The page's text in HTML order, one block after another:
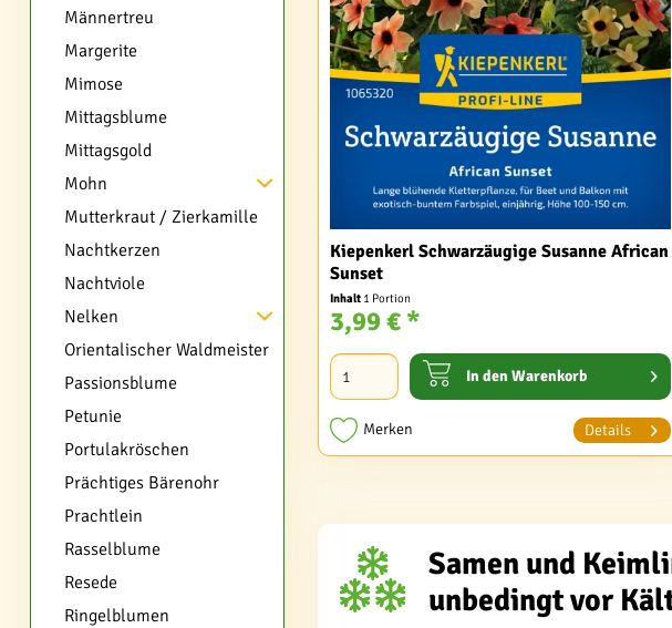
Männertreu
Margerite
Mimose
Mittagsblume
Mittagsgold
Mohn
Mutterkraut / Zierkamille
Nachtkerzen
Nachtviole
Nelken
Orientalischer Waldmeister
Passionsblume
Petunie
Portulakröschen
Prächtiges Bärenohr
Prachtlein
Rasselblume
Resede
Ringelblumen
Kiepenkerl Schwarzäugige Susanne African
Sunset
Inhalt 1 Portion
3,99 € *
In den Warenkorb
Merken Details
Samen und
unbedingt vor